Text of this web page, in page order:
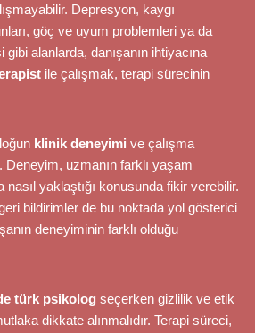
Depresyon, kaygı
göç ve uyum problemleri ya da
alanlarda, danışanın ihtiyacına
ile çalışmak, terapi sürecinin
klinik deneyimi ve çalışma
Deneyim, uzmanın farklı yaşam
yaklaştığı konusunda fikir verebilir.
bildirimler de bu noktada yol gösterici
deneyiminin farklı olduğu
türk psikolog seçerken gizlilik ve etik
dikkate alınmalıdır. Terapi süreci,